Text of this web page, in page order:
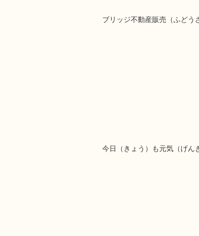
ブリッジ不動産販売（ふどう
今日（きょう）も元気（げん